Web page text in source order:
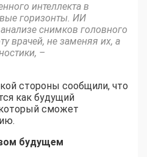
интеллекта в
горизонты. ИИ
снимков головного
врачей, не заменяя их, а
–
стороны сообщили, что
как будущий
сможет
будущем